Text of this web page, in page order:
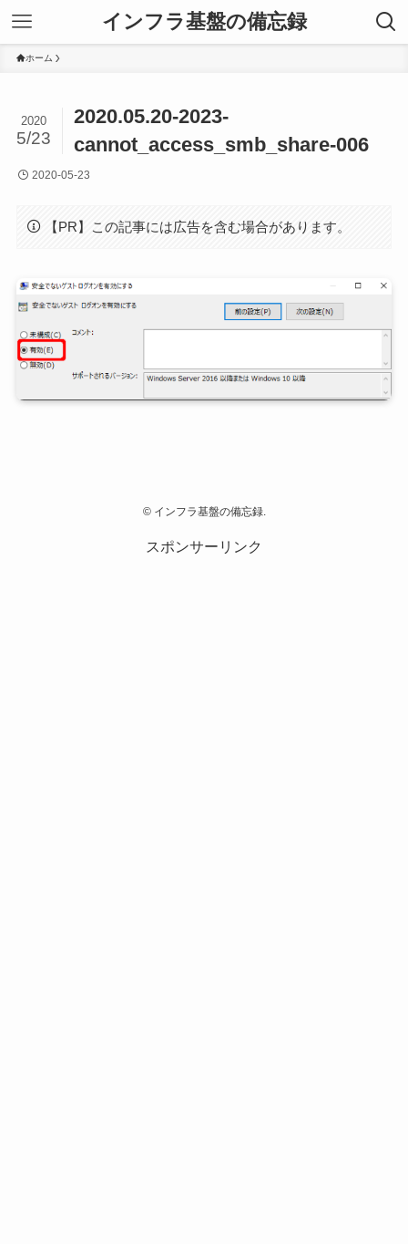
インフラ基盤の備忘録
ホーム
2020.05.20-2023-
cannot_access_smb_share-006
2020
5/23
2020-05-23
【PR】この記事には広告を含む場合があります。
©インフラ基盤の備忘録.
スポンサーリンク